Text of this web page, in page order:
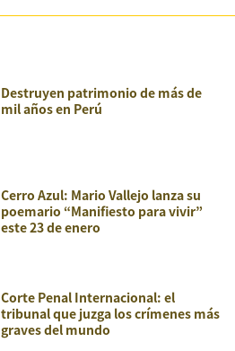
Destruyen patrimonio de más de
mil años en Perú
Cerro Azul: Mario Vallejo lanza su
poemario “Manifiesto para vivir”
este 23 de enero
Corte Penal Internacional: el
tribunal que juzga los crímenes más
graves del mundo